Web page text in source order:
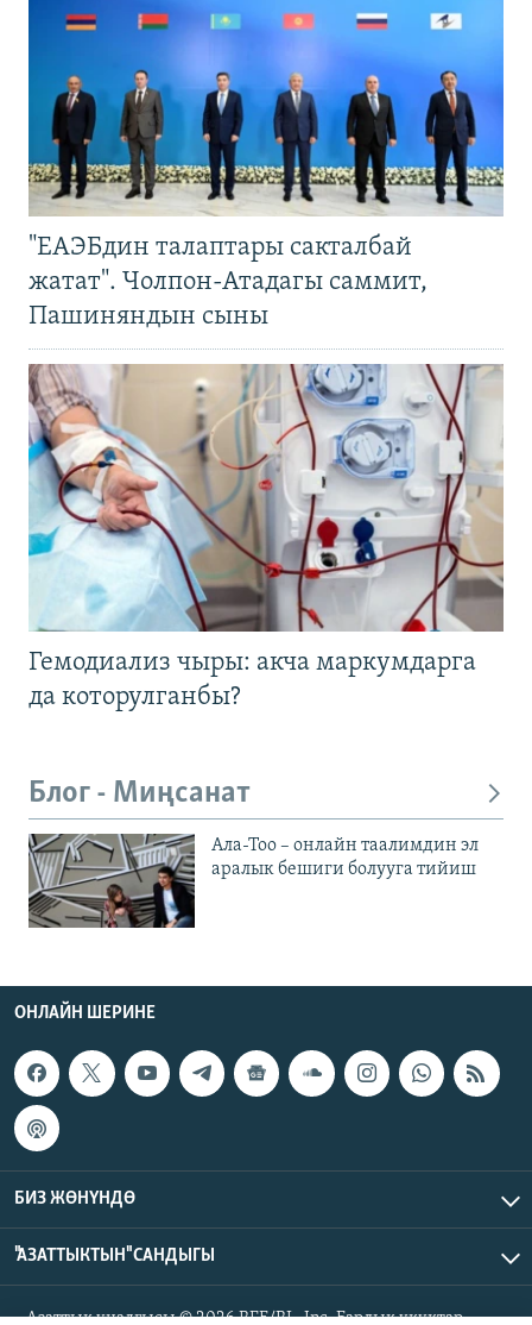
"ЕАЭБдин талаптары сакталбай
жатат". Чолпон-Атадагы саммит,
Пашиняндын сыны
Гемодиализ чыры: акча маркумдарга
да которулганбы?
Блог - Миңсанат
Ала-Тоо – онлайн таалимдин эл
аралык бешиги болууга тийиш
ОНЛАЙН ШЕРИНЕ
БИЗ ЖӨНҮНДӨ
"АЗАТТЫКТЫН" САНДЫГЫ
Азаттык үналгысы © 2026 RFE/RL, Inc. Бардык укуктар